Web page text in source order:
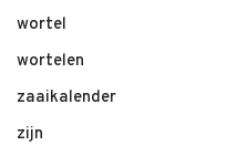
wortel
wortelen
zaaikalender
zijn